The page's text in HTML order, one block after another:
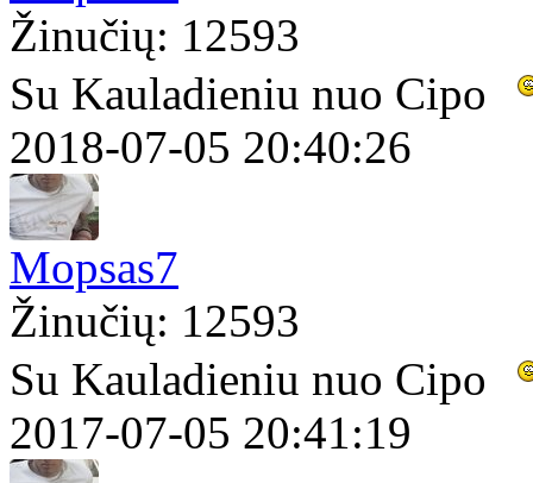
Žinučių: 12593
Su Kauladieniu nuo Cipo
2018-07-05 20:40:26
Mopsas7
Žinučių: 12593
Su Kauladieniu nuo Cipo
2017-07-05 20:41:19